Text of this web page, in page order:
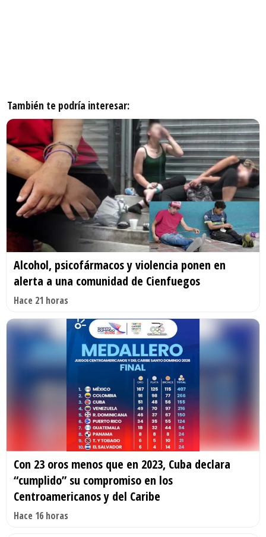
También te podría interesar:
Alcohol, psicofármacos y violencia ponen en
alerta a una comunidad de Cienfuegos
Hace 21 horas
Con 23 oros menos que en 2023, Cuba declara
“cumplido” su compromiso en los
Centroamericanos y del Caribe
Hace 16 horas